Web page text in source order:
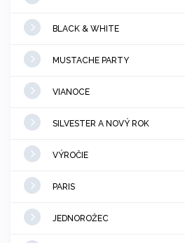
BLACK & WHITE
MUSTACHE PARTY
VIANOCE
SILVESTER A NOVÝ ROK
VÝROČIE
PARIS
JEDNOROŽEC